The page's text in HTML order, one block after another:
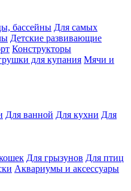
бассейны Для самых
Детские развивающие
Конструкторы
для купания Мячи и
Для ванной Для кухни Для
Для грызунов Для птиц
Аквариумы и аксессуары